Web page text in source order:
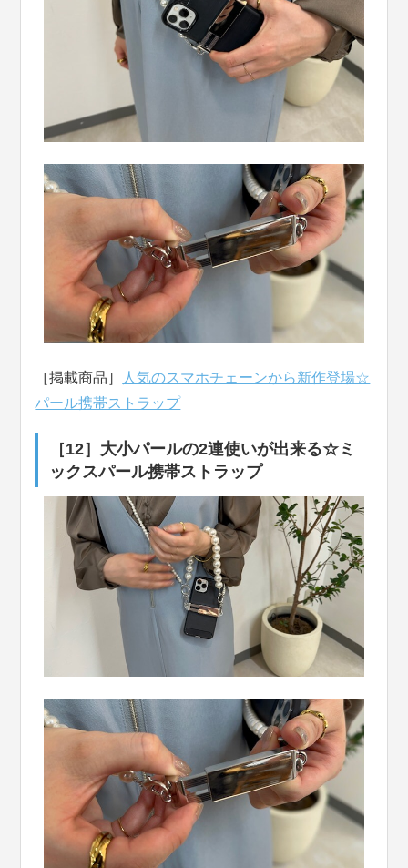
［掲載商品］
人気のスマホチェーンから新作登場☆
パール携帯ストラップ
［12］大小パールの2連使いが出来る☆ミ
ックスパール携帯ストラップ